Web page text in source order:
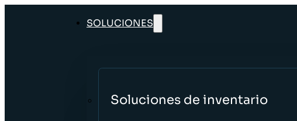
SOLUCIONES
Soluciones de inventario